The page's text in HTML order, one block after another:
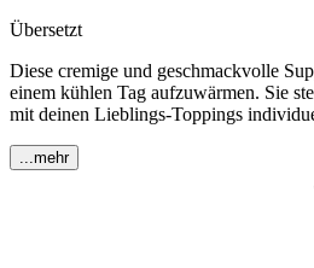
Übersetzt
Diese cremige und geschmackvolle
einem kühlen Tag aufzuwärmen. Sie
mit deinen Lieblings-Toppings
...mehr